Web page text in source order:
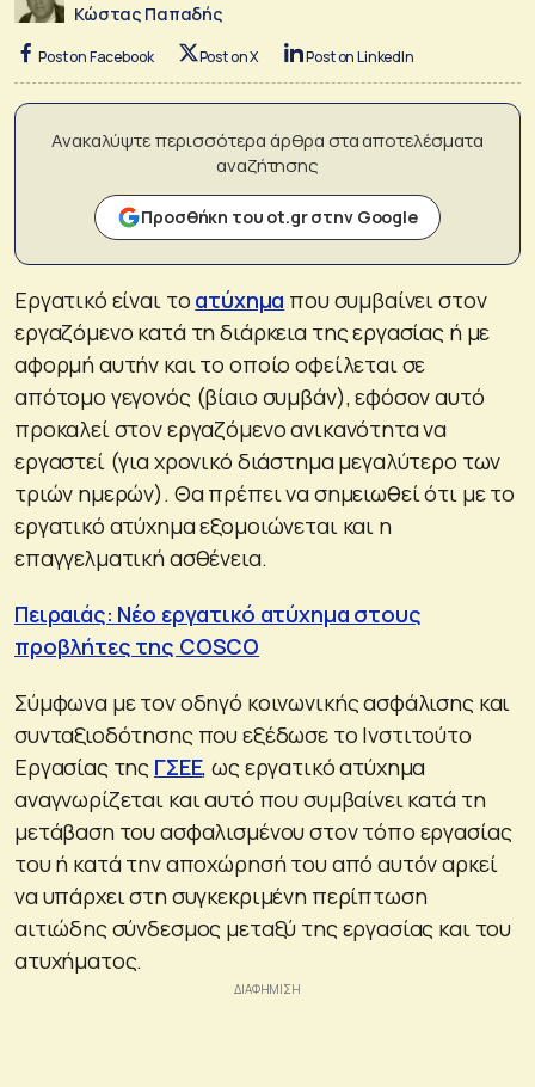
Κώστας Παπαδής
Post on Facebook Post on X Post on LinkedIn
Ανακαλύψτε περισσότερα άρθρα στα αποτελέσματα
αναζήτησης
Προσθήκη του ot.gr στην Google
Εργατικό είναι το ατύχημα που συμβαίνει στον
εργαζόμενο κατά τη διάρκεια της εργασίας ή με
αφορμή αυτήν και το οποίο οφείλεται σε
απότομο γεγονός (βίαιο συμβάν), εφόσον αυτό
προκαλεί στον εργαζόμενο ανικανότητα να
εργαστεί (για χρονικό διάστημα μεγαλύτερο των
τριών ημερών). Θα πρέπει να σημειωθεί ότι με το
εργατικό ατύχημα εξομοιώνεται και η
επαγγελματική ασθένεια.
Πειραιάς: Νέο εργατικό ατύχημα στους
προβλήτες της COSCO
Σύμφωνα με τον οδηγό κοινωνικής ασφάλισης και
συνταξιοδότησης που εξέδωσε το Ινστιτούτο
Εργασίας της ΓΣΕΕ, ως εργατικό ατύχημα
αναγνωρίζεται και αυτό που συμβαίνει κατά τη
μετάβαση του ασφαλισμένου στον τόπο εργασίας
του ή κατά την αποχώρησή του από αυτόν αρκεί
να υπάρχει στη συγκεκριμένη περίπτωση
αιτιώδης σύνδεσμος μεταξύ της εργασίας και του
ατυχήματος.